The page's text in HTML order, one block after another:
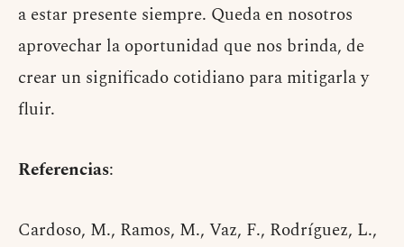
a estar presente siempre. Queda en nosotros
aprovechar la oportunidad que nos brinda, de
crear un significado cotidiano para mitigarla y
fluir.
Referencias:
Cardoso, M., Ramos, M., Vaz, F., Rodríguez, L.,